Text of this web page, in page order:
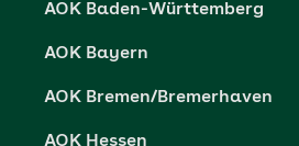
Presse- und Politikportal
Vertriebspartner-Service
AOK Baden-Württemberg
AOK Bayern
AOK Bremen/Bremerhaven
AOK Hessen